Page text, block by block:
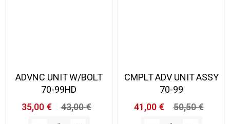
ADVNC UNIT W/BOLT
70-99HD
35,00 €
43,00 €
CMPLT ADV UNIT ASSY
70-99
41,00 €
50,50 €